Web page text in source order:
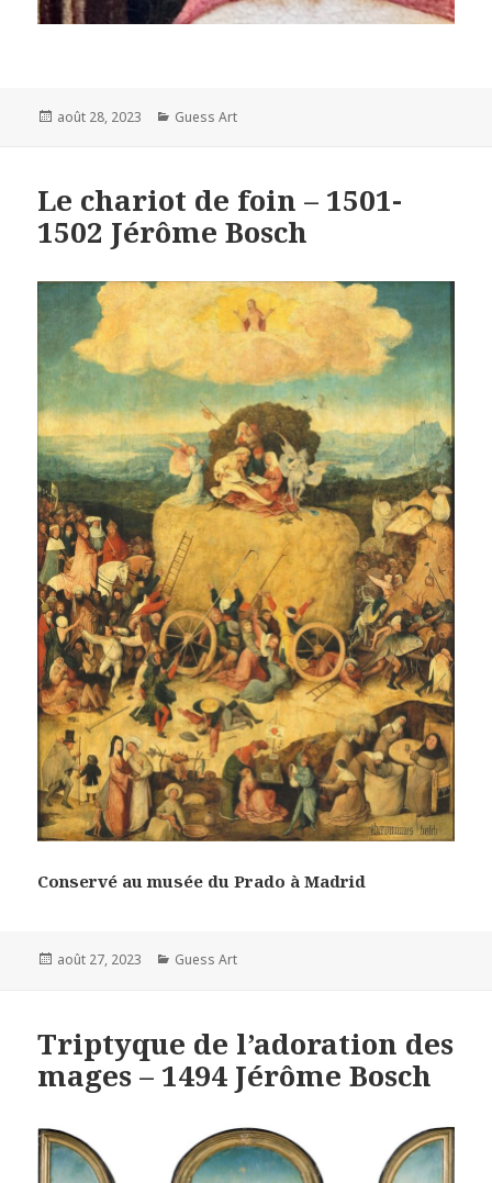
Posted
août 28, 2023 Categories
Guess Art
Le chariot de foin – 1501-
1502 Jérôme Bosch
Conservé au musée du Prado à Madrid
Posted
août 27, 2023 Categories
Guess Art
Triptyque de l’adoration des
mages – 1494 Jérôme Bosch